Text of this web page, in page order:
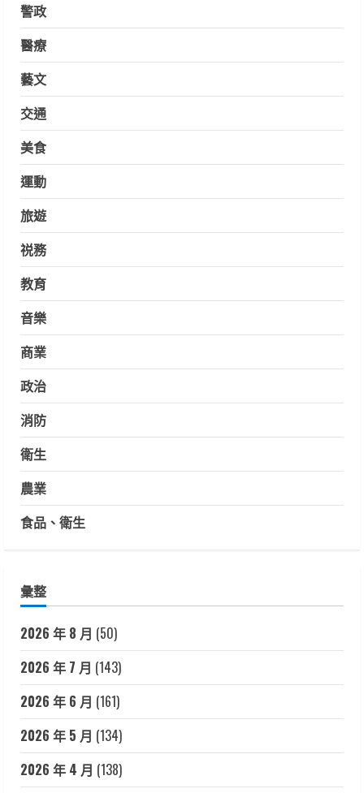
警政
醫療
藝文
交通
美食
運動
旅遊
祱務
教育
音樂
商業
政治
消防
衛生
農業
食品、衛生
彙整
2026 年 8 月 (50)
2026 年 7 月 (143)
2026 年 6 月 (161)
2026 年 5 月 (134)
2026 年 4 月 (138)